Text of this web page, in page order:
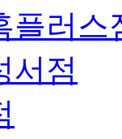
플러스
서점